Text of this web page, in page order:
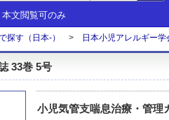
本文閲覧可のみ
探す（日本-） 日本小児アレルギー学
33巻 5号
小児気管支喘息治療・管理